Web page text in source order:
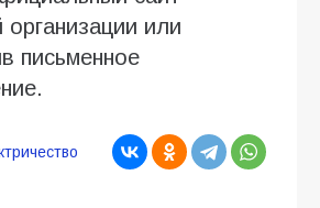
организации или
письменное